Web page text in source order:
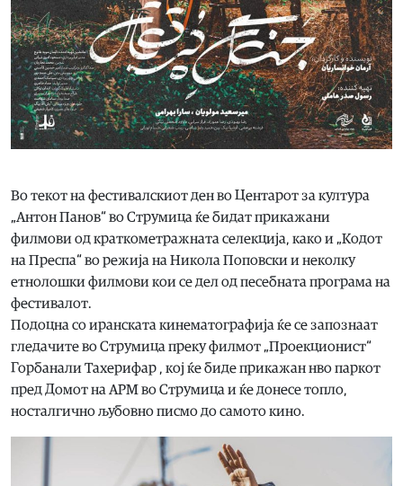
Во текот на фестивалскиот ден во Центарот за култура
„Антон Панов“ во Струмица ќе бидат прикажани
филмови од краткометражната селекција, како и „Кодот
на Преспа“ во режија на Никола Поповски и неколку
етнолошки филмови кои се дел од песебната програма на
фестивалот.
Подоцна со иранската кинематографија ќе се запознаат
гледачите во Струмица преку филмот „Проекционист“
Горбанали Тахерифар , кој ќе биде прикажан нво паркот
пред Домот на АРМ во Струмица и ќе донесе топло,
носталгично љубовно писмо до самото кино.